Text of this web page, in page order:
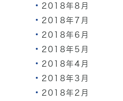
2018年8月
2018年7月
2018年6月
2018年5月
2018年4月
2018年3月
2018年2月